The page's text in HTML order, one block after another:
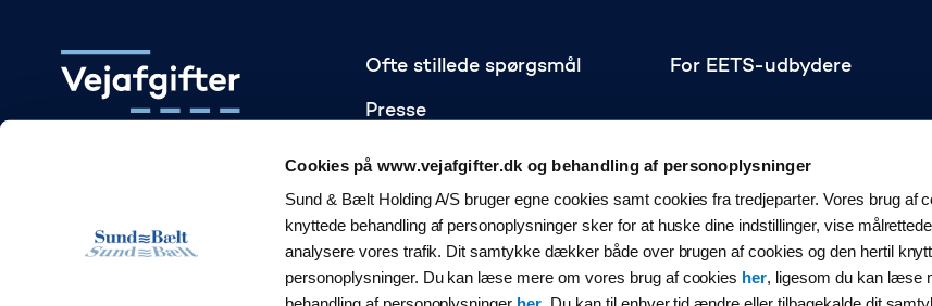
Cookies på www.vejafgifter.dk og behandling af personoplysninger
Sund & Bælt Holding A/S bruger egne cookies samt cookies fra tredjeparter. Vores brug af
knyttede behandling af personoplysninger sker for at huske dine indstillinger, vise
analysere vores trafik. Dit samtykke dækker både over brugen af cookies og den hertil
personoplysninger. Du kan læse mere om vores brug af cookies her, ligesom du kan læse
Gå til startsiden
Ofte stillede spørgsmål
Presse
Statistik
Om ordningen
Transportministeriet
Skatteministeriet
For EETS-udbydere